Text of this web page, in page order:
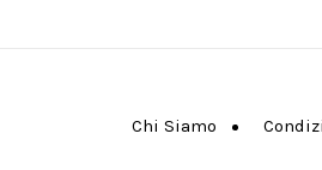
Chi Siamo